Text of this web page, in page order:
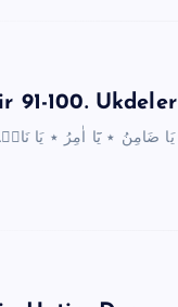
91-100. Ukdeler